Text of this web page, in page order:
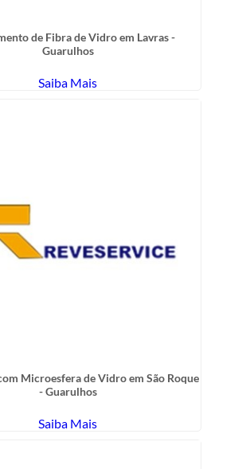
de Fibra de Vidro em Lavras -
Guarulhos
Saiba Mais
Microesfera de Vidro em São Roque
- Guarulhos
Saiba Mais